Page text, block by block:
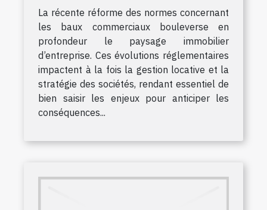
La récente réforme des normes concernant
les baux commerciaux bouleverse en
profondeur le paysage immobilier
d’entreprise. Ces évolutions réglementaires
impactent à la fois la gestion locative et la
stratégie des sociétés, rendant essentiel de
bien saisir les enjeux pour anticiper les
conséquences...